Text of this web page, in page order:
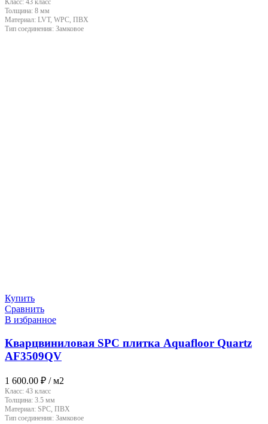
Класс: 43 класс
Толщина: 8 мм
Материал: LVT, WPC, ПВХ
Тип соединения: Замковое
Купить
Сравнить
В избранное
Кварцвиниловая SPC плитка Aquafloor Quartz
AF3509QV
1 600.00 ₽ / м2
Класс: 43 класс
Толщина: 3.5 мм
Материал: SPC, ПВХ
Тип соединения: Замковое